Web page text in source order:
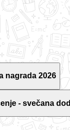
nagrada 2026
- svečana